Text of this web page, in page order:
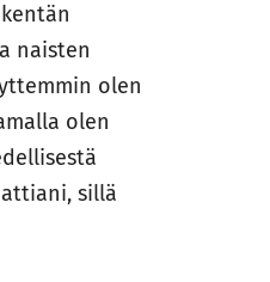
naisten
olen
olen
sillä